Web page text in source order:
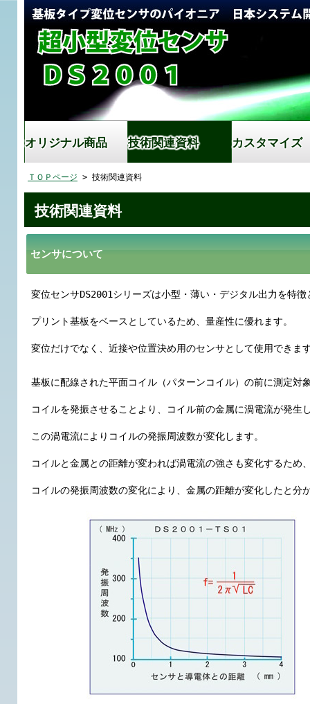
オリジナル商品 技術関連資料 カスタマイズ
ＴＯＰページ > 技術関連資料
技術関連資料
センサについて
変位センサDS2001シリーズは小型・薄い・デジタル出力を特
プリント基板をベースとしているため、量産性に優れます。
変位だけでなく、近接や位置決め用のセンサとして使用できま
基板に配線された平面コイル（パターンコイル）の前に測定対
コイルを発振させることより、コイル前の金属に渦電流が発生
この渦電流によりコイルの発振周波数が変化します。
コイルと金属との距離が変われば渦電流の強さも変化するため
コイルの発振周波数の変化により、金属の距離が変化したと分